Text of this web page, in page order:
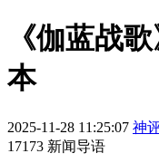
《伽蓝战
本
2025-11-28 11:25:07 神
17173 新闻导语